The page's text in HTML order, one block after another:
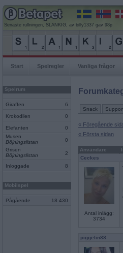
Senaste rullningen, SLANKIG, av billy1337 gav 98p
Start Spelregler Vanliga frågor
Spelrum
Giraffen 6
Krokodilen 0
Elefanten
0
Musen
Böjningslistan
0
Grisen
Böjningslistan
2
Inloggade 8
Mobilspel
Pågående 18 430
Snack Support
« Föregående
« Första sidan
Användare
Ceckes
Antal inlägg:
3734
piggelin88